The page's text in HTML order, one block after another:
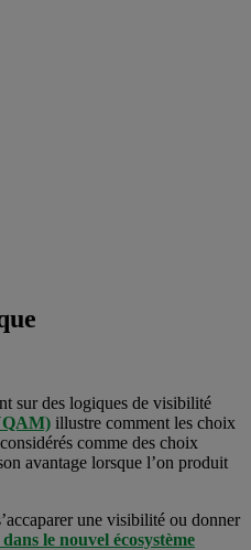
sur des logiques de visibilité
illustre comment les choix
comme des choix
avantage lorsque l’on produit
une visibilité ou donner
le nouvel écosystème